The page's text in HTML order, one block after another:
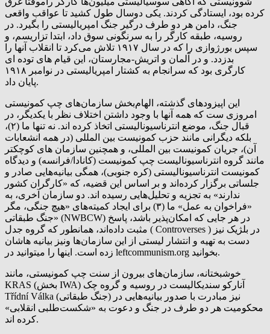
کرده بود، ایستادگی کردند. یکی دوسال طول کشید تا عواقب واقعی
جنگ، دامن هر دو طرف درگیر جنگ امپریالیستی را بگیرد. در
روسیه، طبقه کارگر را به سرنگونی سوق داد، ابتدا تزاریسم، و
سپس بورژوازی را که در سال ۱۹۱۷ تلاش می‌کرد تا انقلاب آنها را
بدزدد. و در آلمان و اتریش-مجارستان، این قیام های توده ای
کارگری بود که سرانجام به کشتار امپریالیستی در نوامبر ۱۹۱۸
پایان داد.
این اپیزودهای گذشته، الهام‌بخش سازمان‌های چپ کمونیستی
امروزی ست که همه آنها با وجود داشتن اختلاف نظر با یکدیگر، در
قبال جنگ، موضع انترناسیونالیستی اتخاذ کرده اند. نه تنها ما (۲)،
بلکه دیگرانی مانند حزب کمونیست بین المللی (در همه انشعابات
آن)، جریان کمونیست بین المللی، و همچنین سازمان های کوچکتر
مانند گروه انترناسیونالیست چپ کمونیست (کانادا/فرانسه) و دیدگاه
کمونیست انترناسیونالیستی (کره جنوبی)، همگی بیانیه‌هایی صادر و
جلساتی برگزار کرده‌اند و بر اساس این قضیه، که «کارگران کشور
ندارند» به تجزیه و تحلیل‌هایی رسیده اند. دو سازمان آخری، به
«فراخوان به عمل» ما (۳) برای ایجاد کمیته‌های «هیچ جنگی، مگر
جنگ طبقاتی» (NWBCW) در هر جایی که امکان‌پذیر باشد، پاسخ
مثبت داده‌اند، همانطور که گروه جدل ( Controverses ) در بلژیک نیز
دست به تهیه و انتشار لیستی از این سازمان‌ها ونیز بیانیه هاشان
زده است. اینها را میتوانید در leftcommunism.org بخوانید.
خوشبختانه، سازمان‌های بیرون از سنت چپ کمونیستی، مانند
KRAS (بخش IWA) آنارکو سندیکالیست در روسیه و گروه چک
Třídní Válka (جنگ طبقاتی) نیز مبادرت با صدور بیانیه‌هایی در
محکومیت هر دو طرف در جنگ و دعوت به «شکست‌طلبی انقلابی»
کرده اند.